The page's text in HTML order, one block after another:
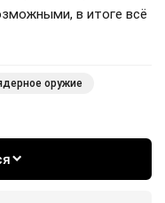
в итоге всё
оружие